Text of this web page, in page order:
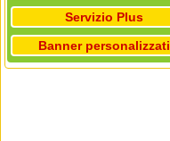
Servizio Plus
Banner personalizzati